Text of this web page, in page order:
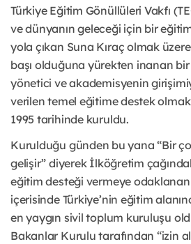
Türkiye Eğitim Gönüllüleri Vakfı
ve dünyanın geleceği için bir
yola çıkan Suna Kıraç olmak
başı olduğuna yürekten inanan
yönetici ve akademisyenin
verilen temel eğitime destek
1995 tarihinde kuruldu.
Kurulduğu günden bu yana “Bir
gelişir” diyerek İlköğretim
eğitim desteği vermeye odaklanan
içerisinde Türkiye’nin eğitim
en yaygın sivil toplum kuruluşu
Bakanlar Kurulu tarafından “izin